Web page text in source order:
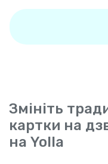
Змініть
картки на
на Yolla